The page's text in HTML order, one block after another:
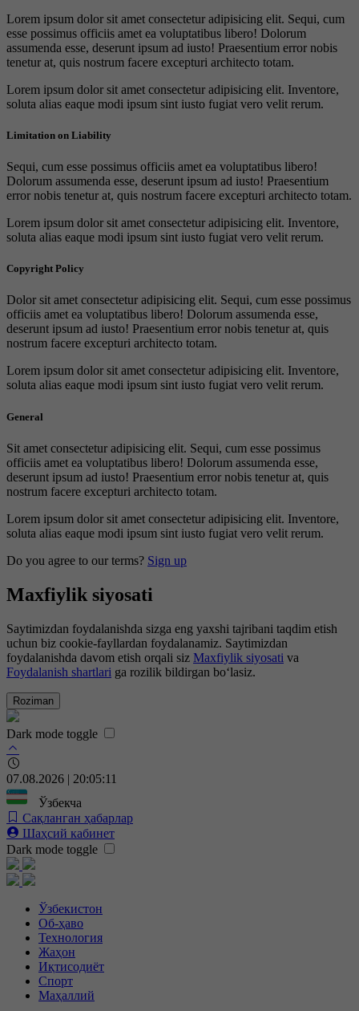
Lorem ipsum dolor sit amet consectetur adipisicing elit. Sequi, cum
esse possimus officiis amet ea voluptatibus libero! Dolorum
assumenda esse, deserunt ipsum ad iusto! Praesentium error nobis
tenetur at, quis nostrum facere excepturi architecto totam.
Lorem ipsum dolor sit amet consectetur adipisicing elit. Inventore,
soluta alias eaque modi ipsum sint iusto fugiat vero velit rerum.
Limitation on Liability
Sequi, cum esse possimus officiis amet ea voluptatibus libero!
Dolorum assumenda esse, deserunt ipsum ad iusto! Praesentium
error nobis tenetur at, quis nostrum facere excepturi architecto totam.
Lorem ipsum dolor sit amet consectetur adipisicing elit. Inventore,
soluta alias eaque modi ipsum sint iusto fugiat vero velit rerum.
Copyright Policy
Dolor sit amet consectetur adipisicing elit. Sequi, cum esse possimus
officiis amet ea voluptatibus libero! Dolorum assumenda esse,
deserunt ipsum ad iusto! Praesentium error nobis tenetur at, quis
nostrum facere excepturi architecto totam.
Lorem ipsum dolor sit amet consectetur adipisicing elit. Inventore,
soluta alias eaque modi ipsum sint iusto fugiat vero velit rerum.
General
Sit amet consectetur adipisicing elit. Sequi, cum esse possimus
officiis amet ea voluptatibus libero! Dolorum assumenda esse,
deserunt ipsum ad iusto! Praesentium error nobis tenetur at, quis
nostrum facere excepturi architecto totam.
Lorem ipsum dolor sit amet consectetur adipisicing elit. Inventore,
soluta alias eaque modi ipsum sint iusto fugiat vero velit rerum.
Do you agree to our terms? Sign up
Maxfiylik siyosati
Saytimizdan foydalanishda sizga eng yaxshi tajribani taqdim etish
uchun biz cookie-fayllardan foydalanamiz. Saytimizdan
foydalanishda davom etish orqali siz Maxfiylik siyosati va
Foydalanish shartlari ga rozilik bildirgan bo‘lasiz.
Roziman
Dark mode toggle
07.08.2026 | 20:05:12
Ўзбекча
Сақланган ҳабарлар
Шаҳсий кабинет
Dark mode toggle
Ўзбекистон
Об-ҳаво
Технология
Жаҳон
Иқтисодиёт
Спорт
Маҳаллий